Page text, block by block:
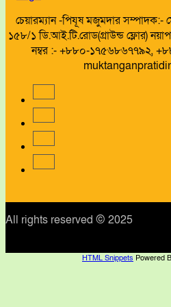
চেয়ারম্যান -পিযূষ মজুমদার সম্পাদক:-
১৫৮/১ ডি.আই.টি.রোড(গ্রাউন্ড ফ্লোর)
নম্বর :- +৮৮০-১৭৫৬৮৬৭৭৯২,
All rights reserved © 2025
HTML Snippets Powered